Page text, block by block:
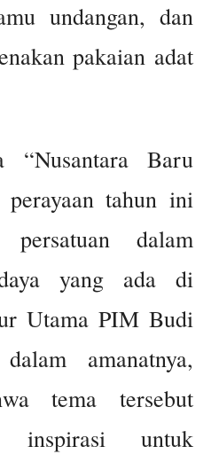
undangan, dan
pakaian adat
“Nusantara Baru
tahun ini
dalam
yang ada di
Utama PIM Budi
amanatnya,
tema tersebut
inspirasi untuk